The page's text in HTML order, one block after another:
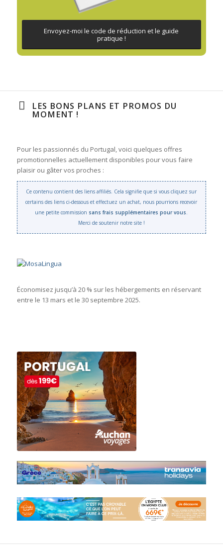
Envoyez-moi le code de réduction et le guide
pratique !
LES BONS PLANS ET PROMOS DU
MOMENT !
Pour les passionnés du Portugal, voici quelques offres
promotionnelles actuellement disponibles pour vous faire
plaisir ou gâter vos proches :
Ce contenu contient des liens affiliés. Cela signifie que si vous cliquez sur
certains des liens ci-dessous et effectuez un achat, nous pourrions recevoir
une petite commission sans frais supplémentaires pour vous.
Merci de soutenir notre site !
Économisez jusqu’à 20 % sur les hébergements en réservant
entre le 13 mars et le 30 septembre 2025.